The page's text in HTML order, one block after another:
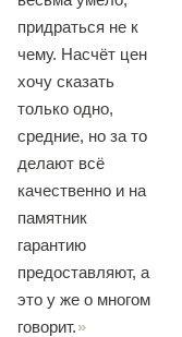
придраться не к
чему. Насчёт цен
хочу сказать
только одно,
средние, но за то
делают всё
качественно и на
памятник
гарантию
предоставляют, а
это у же о многом
говорит.